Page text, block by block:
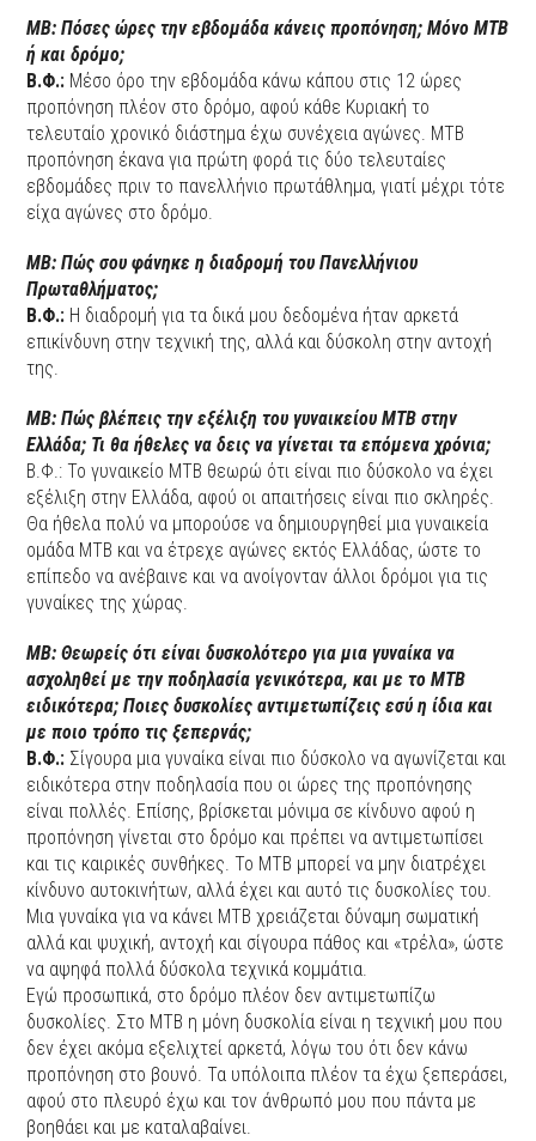
ΜΒ: Πόσες ώρες την εβδομάδα κάνεις προπόνηση; Μόνο ΜΤΒ
ή και δρόμο;
Β.Φ.: Μέσο όρο την εβδομάδα κάνω κάπου στις 12 ώρες
προπόνηση πλέον στο δρόμο, αφού κάθε Κυριακή το
τελευταίο χρονικό διάστημα έχω συνέχεια αγώνες. MTB
προπόνηση έκανα για πρώτη φορά τις δύο τελευταίες
εβδομάδες πριν το πανελλήνιο πρωτάθλημα, γιατί μέχρι τότε
είχα αγώνες στο δρόμο.
ΜΒ: Πώς σου φάνηκε η διαδρομή του Πανελλήνιου
Πρωταθλήματος;
Β.Φ.: Η διαδρομή για τα δικά μου δεδομένα ήταν αρκετά
επικίνδυνη στην τεχνική της, αλλά και δύσκολη στην αντοχή
της.
ΜΒ: Πώς βλέπεις την εξέλιξη του γυναικείου ΜΤΒ στην
Ελλάδα; Τι θα ήθελες να δεις να γίνεται τα επόμενα χρόνια;
Β.Φ.: Το γυναικείο MTB θεωρώ ότι είναι πιο δύσκολο να έχει
εξέλιξη στην Ελλάδα, αφού οι απαιτήσεις είναι πιο σκληρές.
Θα ήθελα πολύ να μπορούσε να δημιουργηθεί μια γυναικεία
ομάδα ΜΤΒ και να έτρεχε αγώνες εκτός Ελλάδας, ώστε το
επίπεδο να ανέβαινε και να ανοίγονταν άλλοι δρόμοι για τις
γυναίκες της χώρας.
ΜΒ: Θεωρείς ότι είναι δυσκολότερο για μια γυναίκα να
ασχοληθεί με την ποδηλασία γενικότερα, και με το ΜΤΒ
ειδικότερα; Ποιες δυσκολίες αντιμετωπίζεις εσύ η ίδια και
με ποιο τρόπο τις ξεπερνάς;
Β.Φ.: Σίγουρα μια γυναίκα είναι πιο δύσκολο να αγωνίζεται και
ειδικότερα στην ποδηλασία που οι ώρες της προπόνησης
είναι πολλές. Επίσης, βρίσκεται μόνιμα σε κίνδυνο αφού η
προπόνηση γίνεται στο δρόμο και πρέπει να αντιμετωπίσει
και τις καιρικές συνθήκες. Το ΜΤΒ μπορεί να μην διατρέχει
κίνδυνο αυτοκινήτων, αλλά έχει και αυτό τις δυσκολίες του.
Μια γυναίκα για να κάνει ΜΤΒ χρειάζεται δύναμη σωματική
αλλά και ψυχική, αντοχή και σίγουρα πάθος και «τρέλα», ώστε
να αψηφά πολλά δύσκολα τεχνικά κομμάτια.
Εγώ προσωπικά, στο δρόμο πλέον δεν αντιμετωπίζω
δυσκολίες. Στο ΜΤΒ η μόνη δυσκολία είναι η τεχνική μου που
δεν έχει ακόμα εξελιχτεί αρκετά, λόγω του ότι δεν κάνω
προπόνηση στο βουνό. Τα υπόλοιπα πλέον τα έχω ξεπεράσει,
αφού στο πλευρό έχω και τον άνθρωπό μου που πάντα με
βοηθάει και με καταλαβαίνει.